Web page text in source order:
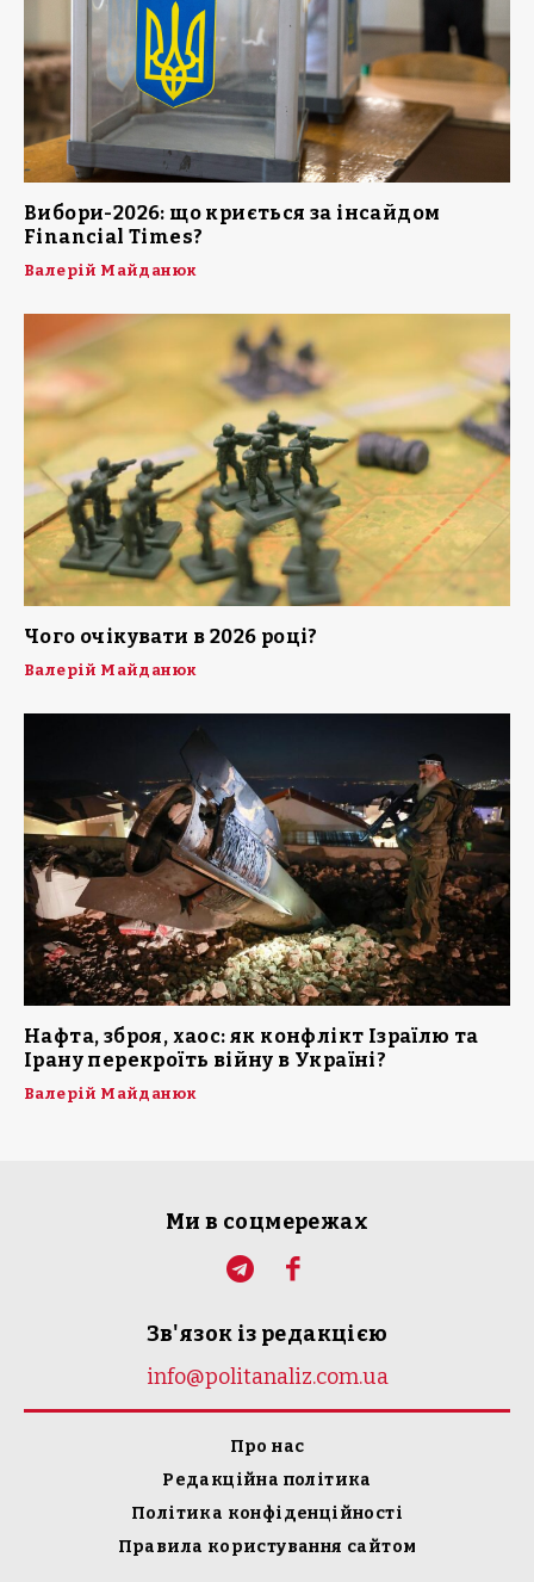
Вибори-2026: що криється за інсайдом
Financial Times?
Валерій Майданюк
Чого очікувати в 2026 році?
Валерій Майданюк
Нафта, зброя, хаос: як конфлікт Ізраїлю та
Ірану перекроїть війну в Україні?
Валерій Майданюк
Ми в соцмережах
Зв'язок із редакцією
info@politanaliz.com.ua
Про нас
Редакційна політика
Політика конфіденційності
Правила користування сайтом